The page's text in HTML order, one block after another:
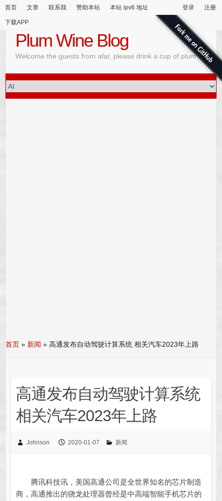
首页 文章 联系我 赞助本站 本站 ipv6 地址
下载APP
登录 注册
Plum Wine Blog
Welcome the guests from afar, please drink a cup of plum wine
首页 » 新闻 »高通发布自动驾驶计算系统 相关汽车2023年上路
高通发布自动驾驶计算系统
相关汽车2023年上路
Johnson 2020-01-07 新闻
腾讯科技讯，美国高通公司是全世界知名的芯片制造
商，高通推出的骁龙处理器曾经是中高端智能手机芯片的